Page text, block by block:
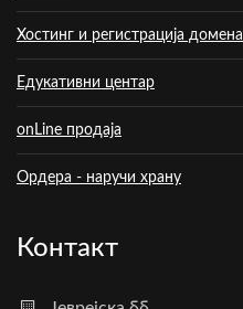
Хостинг и регистрација домена
Едукативни центар
onLine продаја
Ордера - наручи храну
Контакт